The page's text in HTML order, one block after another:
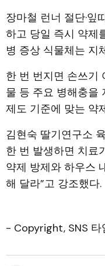
장마철 런너 절단·잎
하고 당일 즉시 약제
병 증상 식물체는 지
한 번 번지면 손쓰기
물 등 주요 병해충을
제도 기준에 맞는 약
김현숙 딸기연구소
한 번 발생하면 치료
약제 방제와 하우스
해 달라”고 강조했다.
- Copyright, SNS